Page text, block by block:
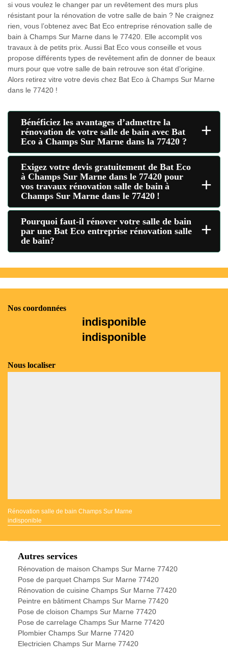
si vous voulez le changer par un revêtement des murs plus
résistant pour la rénovation de votre salle de bain ? Ne craignez
rien, vous l’obtenez avec Bat Eco entreprise rénovation salle de
bain à Champs Sur Marne dans le 77420. Elle accomplit vos
travaux à de petits prix. Aussi Bat Eco vous conseille et vous
propose différents types de revêtement afin de donner de beaux
murs pour que votre salle de bain retrouve son état d’origine.
Alors retirez vitre votre devis chez Bat Eco à Champs Sur Marne
dans le 77420 !
Bénéficiez les avantages d’admettre la
rénovation de votre salle de bain avec Bat
Eco à Champs Sur Marne dans la 77420 ?
+
Exigez votre devis gratuitement de Bat Eco
à Champs Sur Marne dans le 77420 pour
vos travaux rénovation salle de bain à
Champs Sur Marne dans le 77420 !
+
Pourquoi faut-il rénover votre salle de bain
par une Bat Eco entreprise rénovation salle
de bain?
+
Nos coordonnées
indisponible
indisponible
Nous localiser
Rénovation salle de bain Champs Sur Marne
indisponible
Autres services
Rénovation de maison Champs Sur Marne 77420
Pose de parquet Champs Sur Marne 77420
Rénovation de cuisine Champs Sur Marne 77420
Peintre en bâtiment Champs Sur Marne 77420
Pose de cloison Champs Sur Marne 77420
Pose de carrelage Champs Sur Marne 77420
Plombier Champs Sur Marne 77420
Electricien Champs Sur Marne 77420